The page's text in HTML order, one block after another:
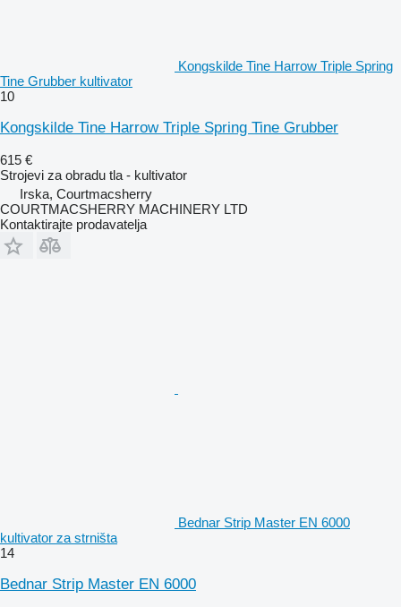
Kongskilde Tine Harrow Triple Spring
Tine Grubber kultivator
10
Kongskilde Tine Harrow Triple Spring Tine Grubber
615 €
Strojevi za obradu tla - kultivator
Irska, Courtmacsherry
COURTMACSHERRY MACHINERY LTD
Kontaktirajte prodavatelja
Bednar Strip Master EN 6000
kultivator za strništa
14
Bednar Strip Master EN 6000